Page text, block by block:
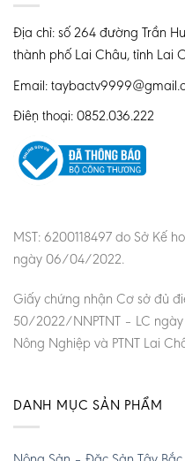
Địa chỉ: số 264 đường Trần
thành phố Lai Châu, tỉnh Lai
Email:
Điện thoại: 0852.036.222
MST: 6200118497 do Sở Kế
ngày 06/04/2022.
Giấy chứng nhận Cơ sở đủ
50/2022/NNPTNT – LC
Nông Nghiệp và PTNT Lai
DANH MỤC SẢN PHẨM